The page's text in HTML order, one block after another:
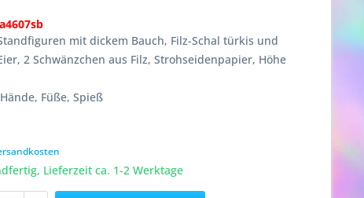
mit dickem Bauch, Filz-Schal türkis und
2 Schwänzchen aus Filz, Strohseidenpapier, Höhe
Füße, Spieß
Lieferzeit ca. 1-2 Werktage